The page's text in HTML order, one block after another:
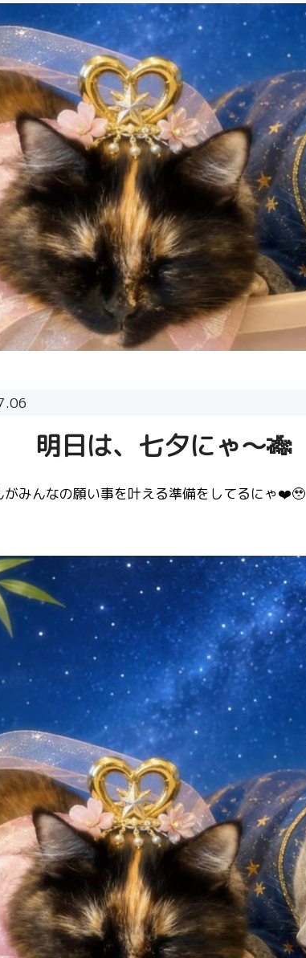
明日は、七夕にゃ〜🎋
がみんなの願い事を叶える準備をしてるにゃ❤️🥹